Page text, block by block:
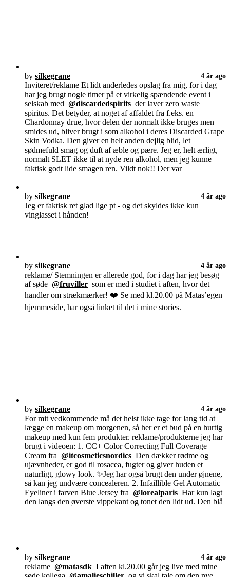
by silkegrane 4 år ago
Inviteret/reklame Et lidt anderledes opslag fra mig, for i dag
har jeg brugt nogle timer på et virkelig spændende event i
selskab med @discardedspirits der laver zero waste
spiritus. Det betyder, at noget af affaldet fra f.eks. en
Chardonnay drue, hvor delen der normalt ikke bruges men
smides ud, bliver brugt i som alkohol i deres Discarded Grape
Skin Vodka. Den giver en helt anden dejlig blid, let
sødmefuld smag og duft af æble og pære. Jeg er, helt ærligt,
normalt SLET ikke til at nyde ren alkohol, men jeg kunne
faktisk godt lide smagen ren. Vildt nok!! Der var
by silkegrane 4 år ago
Jeg er faktisk ret glad lige pt - og det skyldes ikke kun
vinglasset i hånden!
by silkegrane 4 år ago
reklame/ Stemningen er allerede god, for i dag har jeg besøg
af søde @fruviller som er med i studiet i aften, hvor det
handler om strækmærker! ❤️ Se med kl.20.00 på Matas’egen
hjemmeside, har også linket til det i mine stories.
by silkegrane 4 år ago
For mit vedkommende må det helst ikke tage for lang tid at
lægge en makeup om morgenen, så her er et bud på en hurtig
makeup med kun fem produkter. reklame/produkterne jeg har
brugt i videoen: 1. CC+ Color Correcting Full Coverage
Cream fra @itcosmeticsnordics Den dækker rødme og
ujævnheder, er god til rosacea, fugter og giver huden et
naturligt, glowy look. ✨Jeg har også brugt den under øjnene,
så kan jeg undvære concealeren. 2. Infaillible Gel Automatic
Eyeliner i farven Blue Jersey fra @lorealparis Har kun lagt
den langs den øverste vippekant og tonet den lidt ud. Den blå
by silkegrane 4 år ago
reklame @matasdk I aften kl.20.00 går jeg live med mine